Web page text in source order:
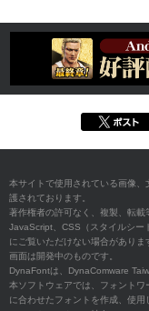
本サイトで使用されている画像
護されております。
著作権者の許可なく、複製、転載
JavaScript、CSS（スタイルシー
にご覧いただけない場合がありま
画面は開発中のものです。
DynaFontは、DynaComware
本ソフトウェアでは、フォント
に合わせたフォントを作成、使用